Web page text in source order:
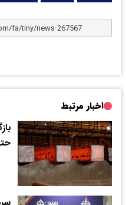
اخبار مرتبط